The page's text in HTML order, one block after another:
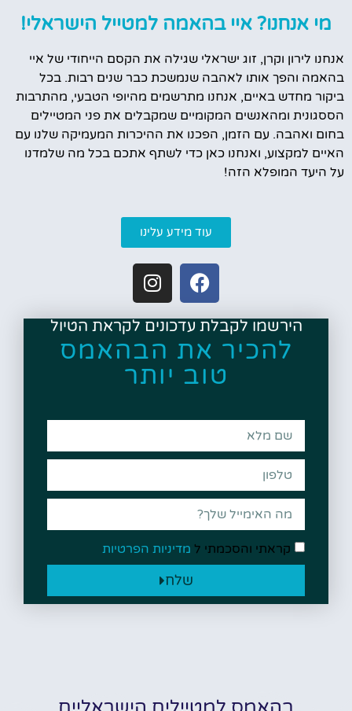
מי אנחנו? איי בהאמה למטייל הישראלי!
אנחנו לירון וקרן, זוג ישראלי שגילה את הקסם הייחודי של איי
בהאמה והפך אותו לאהבה שנמשכת כבר שנים רבות. בכל
ביקור מחדש באיים, אנחנו מתרשמים מהיופי הטבעי, מהתרבות
הססגונית ומהאנשים המקומיים שמקבלים את פני המטיילים
בחום ואהבה. עם הזמן, הפכנו את ההיכרות המעמיקה שלנו עם
האיים למקצוע, ואנחנו כאן כדי לשתף אתכם בכל מה שלמדנו
על היעד המופלא הזה!
עוד מידע עלינו
הירשמו לקבלת עדכונים לקראת הטיול
להכיר את הבהאמס
טוב יותר
קראתי והסכמתי ל מדיניות הפרטיות
שלח